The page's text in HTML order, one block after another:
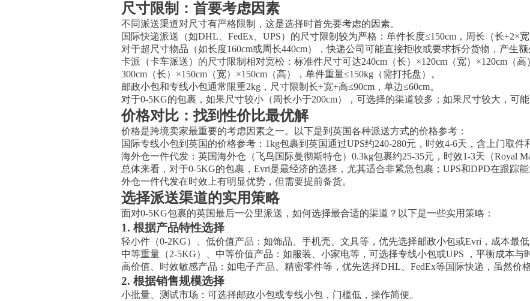
尺寸限制：首要考虑因素
不同派送渠道对尺寸有严格限制，这是选择时首先要考虑的因素。
国际快递派送（如DHL、FedEx、UPS）的尺寸限制较为严格：单件长度≤150cm，周长（长+2×宽
对于超尺寸物品（如长度160cm或周长440cm），快递公司可能直接拒收或要求拆分货物，产生额
卡派（卡车派送）的尺寸限制相对宽松：标准件尺寸可达240cm（长）×120cm（宽）×120cm（
300cm（长）×150cm（宽）×150cm（高），单件重量≤150kg（需打托盘）。
邮政小包和专线小包通常限重2kg，尺寸限制长+宽+高≤90cm，单边≤60cm。
对于0-5KG的包裹，如果尺寸较小（周长小于200cm），可选择的渠道较多；如果尺寸较大，可
价格对比：找到性价比最优解
价格是跨境卖家最重要的考虑因素之一。以下是到英国各种派送方式的价格参考：
国际专线小包到英国的价格参考：1kg包裹到英国通过UPS约240-280元，时效4-6天，含上门取件
海外仓一件代发：英国海外仓（飞鸟国际曼彻斯特仓）0.3kg包裹约25-35元，时效1-3天（Royal
总体来看，对于0-5KG的包裹，Evri是最经济的选择，尤其适合非紧急包裹；UPS和DPD在跟踪
外仓一件代发在时效上有明显优势，但需要提前备货。
选择派送渠道的实用策略
面对0-5KG包裹的英国最后一公里派送，如何选择最合适的渠道？以下是一些实用策略：
1. 根据产品特性选择
轻小件（0-2KG）、低价值产品：如饰品、手机壳、文具等，优先选择邮政小包或Evri，成本最低
中等重量（2-5KG）、中等价值产品：如服装、小家电等，可选择专线小包或UPS ，平衡成本与
高价值、时效敏感产品：如电子产品、精密零件等，优先选择DHL、FedEx等国际快递，虽然价
2. 根据销售规模选择
小批量、测试市场：可选择邮政小包或专线小包，门槛低，操作简便。